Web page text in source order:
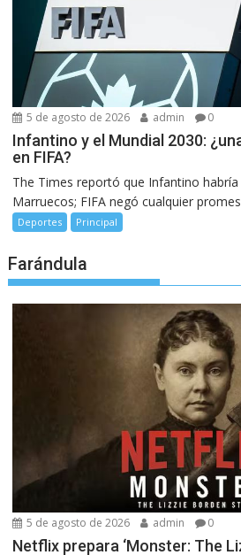
5 de agosto de 2026 admin 0
Infantino y el Mundial 2030:
en FIFA?
The Times reportó que Infantino
Marruecos; FIFA negó cualquier
Deportes Principal
Farándula
5 de agosto de 2026 admin 0
Netflix prepara ‘Monster: The